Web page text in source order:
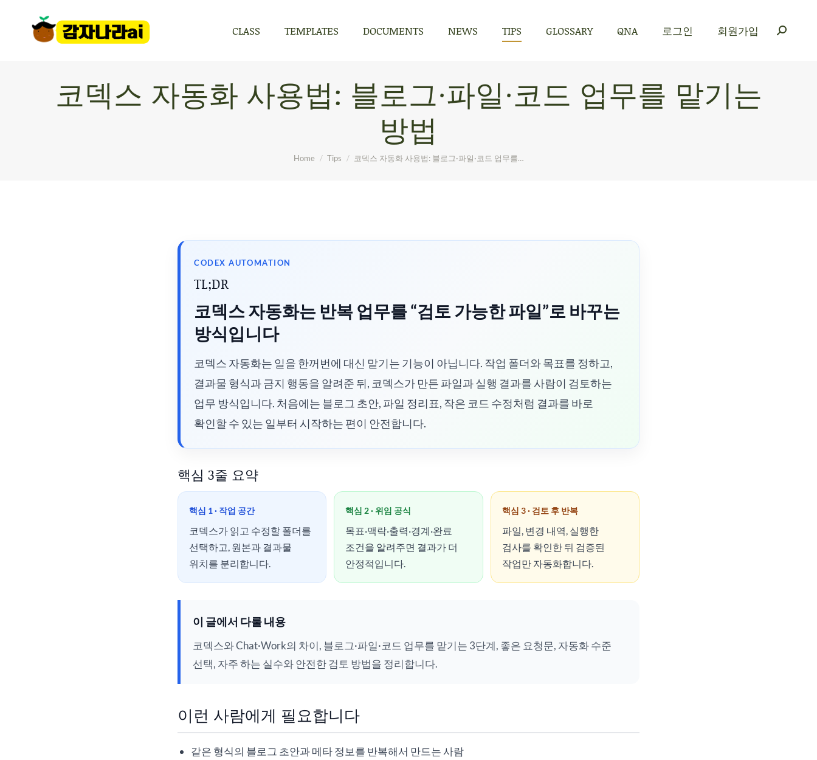
CLASS TEMPLATES DOCUMENTS NEWS TIPS GLOSSARY QNA 로그인 회원가입
코덱스 자동화 사용법: 블로그·파일·코드 업무를 맡기는
방법
You are here:
Home Tips 코덱스 자동화 사용법: 블로그·파일·코드 업무를…
CODEX AUTOMATION
TL;DR
코덱스 자동화는 반복 업무를 “검토 가능한 파일”로 바꾸는
방식입니다
코덱스 자동화는 일을 한꺼번에 대신 맡기는 기능이 아닙니다. 작업 폴더와 목표를 정하고,
결과물 형식과 금지 행동을 알려준 뒤, 코덱스가 만든 파일과 실행 결과를 사람이 검토하는
업무 방식입니다. 처음에는 블로그 초안, 파일 정리표, 작은 코드 수정처럼 결과를 바로
확인할 수 있는 일부터 시작하는 편이 안전합니다.
핵심 3줄 요약
핵심 1 · 작업 공간
코덱스가 읽고 수정할 폴더를
선택하고, 원본과 결과물
위치를 분리합니다.
핵심 2 · 위임 공식
목표·맥락·출력·경계·완료
조건을 알려주면 결과가 더
안정적입니다.
핵심 3 · 검토 후 반복
파일, 변경 내역, 실행한
검사를 확인한 뒤 검증된
작업만 자동화합니다.
이 글에서 다룰 내용
코덱스와 Chat·Work의 차이, 블로그·파일·코드 업무를 맡기는 3단계, 좋은 요청문, 자동화 수준
선택, 자주 하는 실수와 안전한 검토 방법을 정리합니다.
이런 사람에게 필요합니다
같은 형식의 블로그 초안과 메타 정보를 반복해서 만드는 사람
로그인 회원가입